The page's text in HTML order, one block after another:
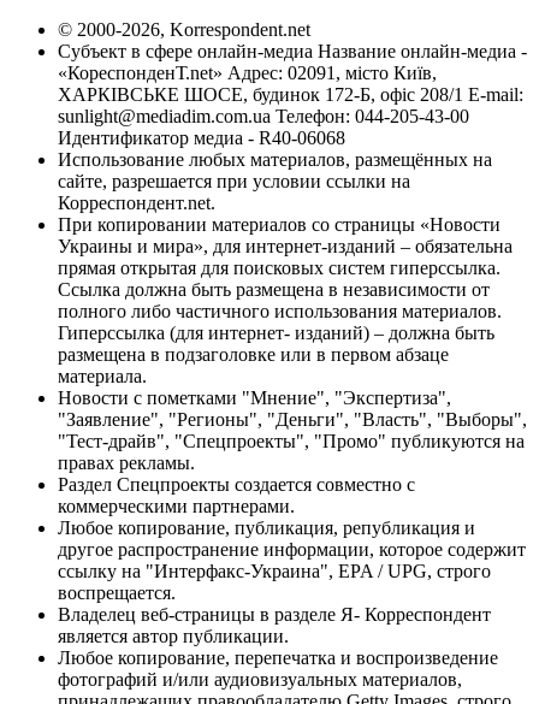
© 2000-2026, Korrespondent.net
Субъект в сфере онлайн-медиа Название онлайн-медиа -
«КореспонденТ.net» Адрес: 02091, місто Київ,
ХАРКІВСЬКЕ ШОСЕ, будинок 172-Б, офіс 208/1 E-mail:
sunlight@mediadim.com.ua Телефон: 044-205-43-00
Идентификатор медиа - R40-06068
Использование любых материалов, размещённых на
сайте, разрешается при условии ссылки на
Корреспондент.net.
При копировании материалов со страницы «Новости
Украины и мира», для интернет-изданий – обязательна
прямая открытая для поисковых систем гиперссылка.
Ссылка должна быть размещена в независимости от
полного либо частичного использования материалов.
Гиперссылка (для интернет- изданий) – должна быть
размещена в подзаголовке или в первом абзаце
материала.
Новости с пометками "Мнение", "Экспертиза",
"Заявление", "Регионы", "Деньги", "Власть", "Выборы",
"Тест-драйв", "Спецпроекты", "Промо" публикуются на
правах рекламы.
Раздел Спецпроекты создается совместно с
коммерческими партнерами.
Любое копирование, публикация, републикация и
другое распространение информации, которое содержит
ссылку на "Интерфакс-Украина", EPA / UPG, строго
воспрещается.
Владелец веб-страницы в разделе Я- Корреспондент
является автор публикации.
Любое копирование, перепечатка и воспроизведение
фотографий и/или аудиовизуальных материалов,